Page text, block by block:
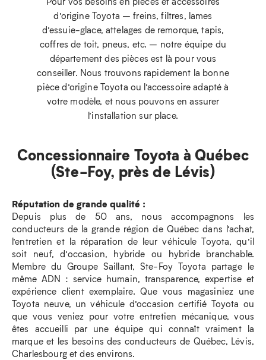
d’origine Toyota – freins, filtres, lames
d’essuie-glace, attelages de remorque, tapis,
coffres de toit, pneus, etc. – notre équipe du
département des pièces est là pour vous
conseiller. Nous trouvons rapidement la bonne
pièce d’origine Toyota ou l’accessoire adapté à
votre modèle, et nous pouvons en assurer
l’installation sur place.
Concessionnaire Toyota à Québec
(Ste-Foy, près de Lévis)
Réputation de grande qualité :
Depuis plus de 50 ans, nous accompagnons les
conducteurs de la grande région de Québec dans l’achat,
l’entretien et la réparation de leur véhicule Toyota, qu’il
soit neuf, d’occasion, hybride ou hybride branchable.
Membre du Groupe Saillant, Ste-Foy Toyota partage le
même ADN : service humain, transparence, expertise et
expérience client exemplaire. Que vous magasiniez une
Toyota neuve, un véhicule d’occasion certifié Toyota ou
que vous veniez pour votre entretien mécanique, vous
êtes accueilli par une équipe qui connaît vraiment la
marque et les besoins des conducteurs de Québec, Lévis,
Charlesbourg et des environs.